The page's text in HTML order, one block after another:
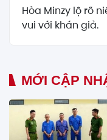
Hòa Minzy lộ rõ
vui với khán giả.
MỚI CẬP